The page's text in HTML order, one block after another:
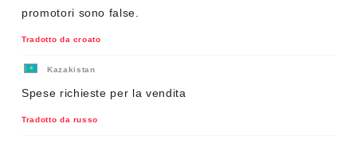
promotori sono false.
Tradotto da croato
Kazakistan
Spese richieste per la vendita
Tradotto da russo